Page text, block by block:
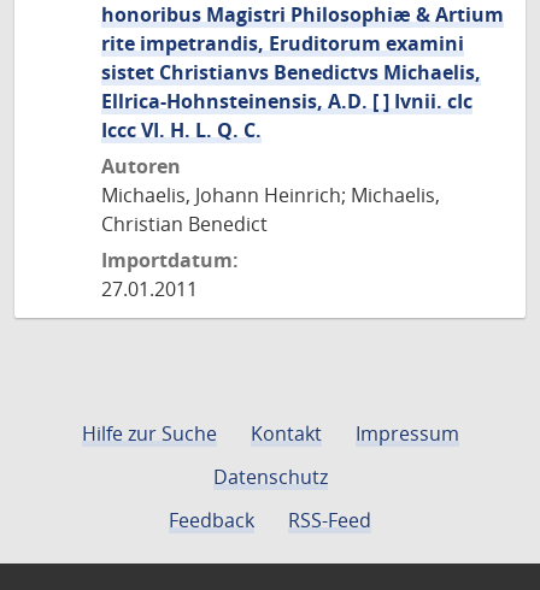
honoribus Magistri Philosophiæ & Artium
rite impetrandis, Eruditorum examini
sistet Christianvs Benedictvs Michaelis,
Ellrica-Hohnsteinensis, A.D. [ ] Ivnii. cIc
Iccc VI. H. L. Q. C.
Autoren
Michaelis, Johann Heinrich; Michaelis,
Christian Benedict
Importdatum:
27.01.2011
Hilfe zur Suche Kontakt
Impressum
Datenschutz
Feedback
RSS-Feed